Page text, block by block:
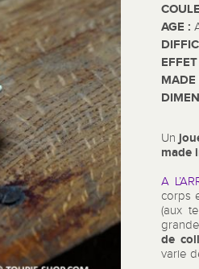
AGE :
MADE
Un
made
A
corps
(aux
grande
de
varie